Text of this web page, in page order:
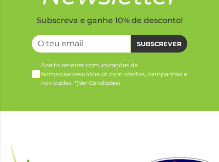
Subscreva e ganhe 10% de desconto!
SUBSCREVER
Aceito receber comunicações da
farmaciaalvesonline.pt com ofertas, campanhas e
novidades. *(Ver Condições)